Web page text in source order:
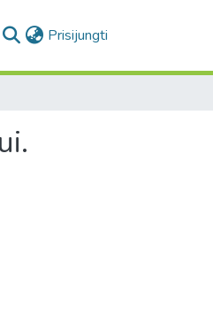
Prisijungti